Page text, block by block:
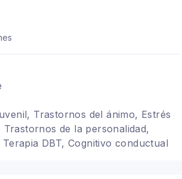
Trastornos del ánimo, Estrés
de la personalidad,
DBT, Cognitivo conductual